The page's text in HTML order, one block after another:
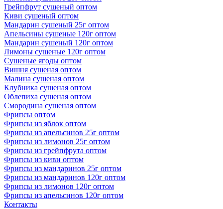
Грейпфрут сушеный оптом
Киви сушеный оптом
Мандарин сушеный 25г оптом
Апельсины сушеные 120г оптом
Мандарин сушеный 120г оптом
Лимоны сушеные 120г оптом
Сушеные ягоды оптом
Вишня сушеная оптом
Малина сушеная оптом
Клубника сушеная оптом
Облепиха сушеная оптом
Смородина сушеная оптом
Фрипсы оптом
Фрипсы из яблок оптом
Фрипсы из апельсинов 25г оптом
Фрипсы из лимонов 25г оптом
Фрипсы из грейпфрута оптом
Фрипсы из киви оптом
Фрипсы из мандаринов 25г оптом
Фрипсы из мандаринов 120г оптом
Фрипсы из лимонов 120г оптом
Фрипсы из апельсинов 120г оптом
Контакты